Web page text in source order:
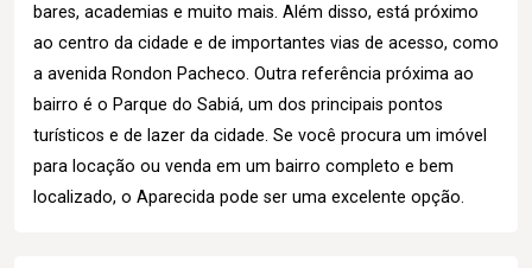
bares, academias e muito mais. Além disso, está próximo
ao centro da cidade e de importantes vias de acesso, como
a avenida Rondon Pacheco. Outra referência próxima ao
bairro é o Parque do Sabiá, um dos principais pontos
turísticos e de lazer da cidade. Se você procura um imóvel
para locação ou venda em um bairro completo e bem
localizado, o Aparecida pode ser uma excelente opção.